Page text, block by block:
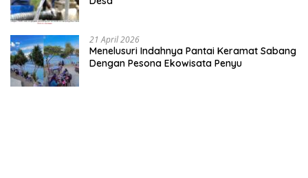
21 April 2026
Menelusuri Indahnya Pantai Keramat Sabang
Dengan Pesona Ekowisata Penyu